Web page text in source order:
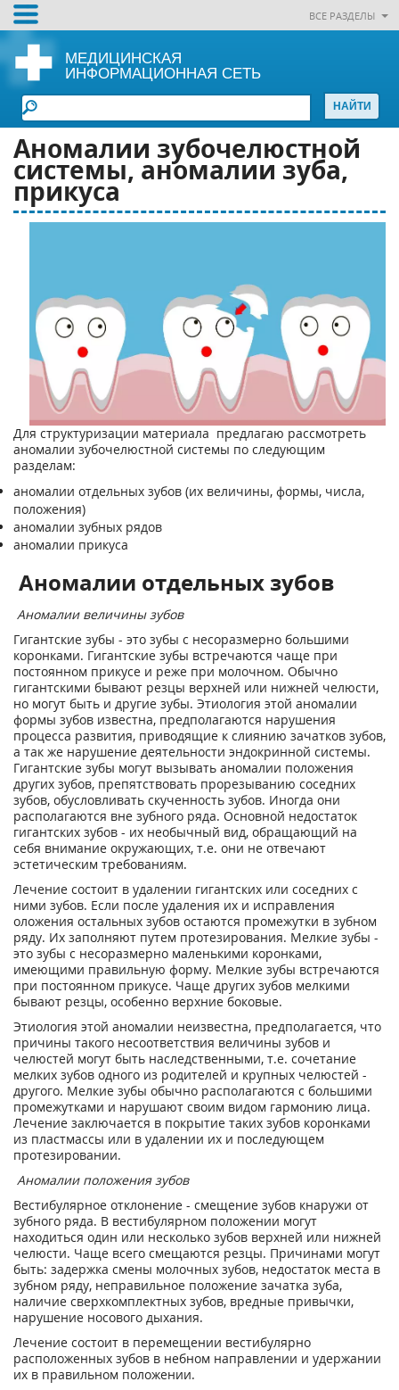
ВСЕ РАЗДЕЛЫ
МЕДИЦИНСКАЯ
ИНФОРМАЦИОННАЯ СЕТЬ
Аномалии зубочелюстной
системы, аномалии зуба,
прикуса
Для структуризации материала предлагаю рассмотреть
аномалии зубочелюстной системы по следующим
разделам:
аномалии отдельных зубов (их величины, формы, числа,
положения)
аномалии зубных рядов
аномалии прикуса
Аномалии отдельных зубов
Аномалии величины зубов
Гигантские зубы - это зубы с несоразмерно большими
коронками. Гигантские зубы встречаются чаще при
постоянном прикусе и реже при молочном. Обычно
гигантскими бывают резцы верхней или нижней челюсти,
но могут быть и другие зубы. Этиология этой аномалии
формы зубов известна, предполагаются нарушения
процесса развития, приводящие к слиянию зачатков зубов,
а так же нарушение деятельности эндокринной системы.
Гигантские зубы могут вызывать аномалии положения
других зубов, препятствовать прорезыванию соседних
зубов, обусловливать скученность зубов. Иногда они
располагаются вне зубного ряда. Основной недостаток
гигантских зубов - их необычный вид, обращающий на
себя внимание окружающих, т.е. они не отвечают
эстетическим требованиям.
Лечение состоит в удалении гигантских или соседних с
ними зубов. Если после удаления их и исправления
оложения остальных зубов остаются промежутки в зубном
ряду. Их заполняют путем протезирования. Мелкие зубы -
это зубы с несоразмерно маленькими коронками,
имеющими правильную форму. Мелкие зубы встречаются
при постоянном прикусе. Чаще других зубов мелкими
бывают резцы, особенно верхние боковые.
Этиология этой аномалии неизвестна, предполагается, что
причины такого несоответствия величины зубов и
челюстей могут быть наследственными, т.е. сочетание
мелких зубов одного из родителей и крупных челюстей -
другого. Мелкие зубы обычно располагаются с большими
промежутками и нарушают своим видом гармонию лица.
Лечение заключается в покрытие таких зубов коронками
из пластмассы или в удалении их и последующем
протезировании.
Аномалии положения зубов
Вестибулярное отклонение - смещение зубов кнаружи от
зубного ряда. В вестибулярном положении могут
находиться один или несколько зубов верхней или нижней
челюсти. Чаще всего смещаются резцы. Причинами могут
быть: задержка смены молочных зубов, недостаток места в
зубном ряду, неправильное положение зачатка зуба,
наличие сверхкомплектных зубов, вредные привычки,
нарушение носового дыхания.
Лечение состоит в перемещении вестибулярно
расположенных зубов в небном направлении и удержании
их в правильном положении.